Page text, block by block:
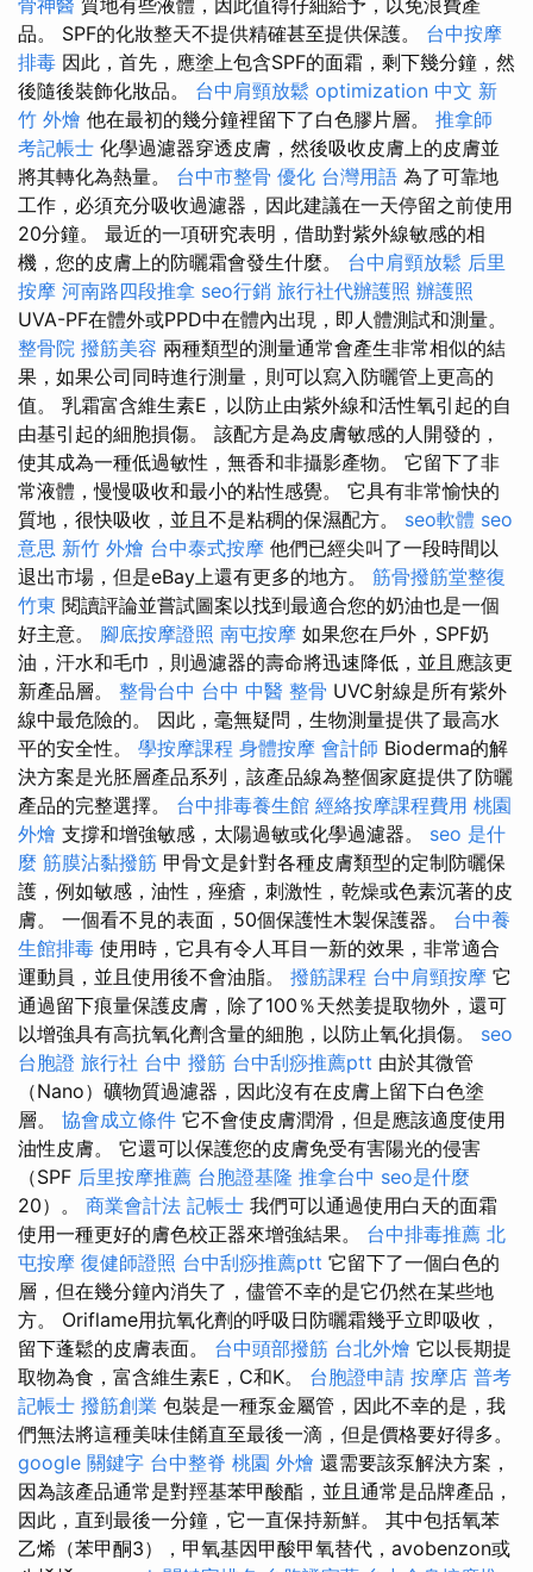
骨神醫 質地有些液體，因此值得仔細給予，以免浪費產
品。 SPF的化妝整天不提供精確甚至提供保護。 台中按摩
排毒 因此，首先，應塗上包含SPF的面霜，剩下幾分鐘，然
後隨後裝飾化妝品。 台中肩頸放鬆 optimization 中文 新
竹 外燴 他在最初的幾分鐘裡留下了白色膠片層。 推拿師
考記帳士 化學過濾器穿透皮膚，然後吸收皮膚上的皮膚並
將其轉化為熱量。 台中市整骨 優化 台灣用語 為了可靠地
工作，必須充分吸收過濾器，因此建議在一天停留之前使用
20分鐘。 最近的一項研究表明，借助對紫外線敏感的相
機，您的皮膚上的防曬霜會發生什麼。 台中肩頸放鬆 后里
按摩 河南路四段推拿 seo行銷 旅行社代辦護照 辦護照
UVA-PF在體外或PPD中在體內出現，即​​人體測試和測量。
整骨院 撥筋美容 兩種類型的測量通常會產生非常相似的結
果，如果公司同時進行測量，則可以寫入防曬管上更高的
值。 乳霜富含維生素E，以防止由紫外線和活性氧引起的自
由基引起的細胞損傷。 該配方是為皮膚敏感的人開發的，
使其成為一種低過敏性，無香和非攝影產物。 它留下了非
常液體，慢慢吸收和最小的粘性感覺。 它具有非常愉快的
質地，很快吸收，並且不是粘稠的保濕配方。 seo軟體 seo
意思 新竹 外燴 台中泰式按摩 他們已經尖叫了一段時間以
退出市場，但是eBay上還有更多的地方。 筋骨撥筋堂整復
竹東 閱讀評論並嘗試圖案以找到最適合您的奶油也是一個
好主意。 腳底按摩證照 南屯按摩 如果您在戶外，SPF奶
油，汗水和毛巾，則過濾器的壽命將迅速降低，並且應該更
新產品層。 整骨台中 台中 中醫 整骨 UVC射線是所有紫外
線中最危險的。 因此，毫無疑問，生物測量提供了最高水
平的安全性。 學按摩課程 身體按摩 會計師 Bioderma的解
決方案是光胚層產品系列，該產品線為整個家庭提供了防曬
產品的完整選擇。 台中排毒養生館 經絡按摩課程費用 桃園
外燴 支撐和增強敏感，太陽過敏或化學過濾器。 seo 是什
麼 筋膜沾黏撥筋 甲骨文是針對各種皮膚類型的定制防曬保
護，例如敏感，油性，痤瘡，刺激性，乾燥或色素沉著的皮
膚。 一個看不見的表面，50個保護性木製保護器。 台中養
生館排毒 使用時，它具有令人耳目一新的效果，非常適合
運動員，並且使用後不會油脂。 撥筋課程 台中肩頸按摩 它
通過留下痕量保護皮膚，除了100％天然姜提取物外，還可
以增強具有高抗氧化劑含量的細胞，以防止氧化損傷。 seo
台胞證 旅行社 台中 撥筋 台中刮痧推薦ptt 由於其微管
（Nano）礦物質過濾器，因此沒有在皮膚上留下白色塗
層。 協會成立條件 它不會使皮膚潤滑，但是應該適度使用
油性皮膚。 它還可以保護您的皮膚免受有害陽光的侵害
（SPF 后里按摩推薦 台胞證基隆 推拿台中 seo是什麼
20）。 商業會計法 記帳士 我們可以通過使用白天的面霜
使用一種更好的膚色校正器來增強結果。 台中排毒推薦 北
屯按摩 復健師證照 台中刮痧推薦ptt 它留下了一個白色的
層，但在幾分鐘內消失了，儘管不幸的是它仍然在某些地
方。 Oriflame用抗氧化劑的呼吸日防曬霜幾乎立即吸收，
留下蓬鬆的皮膚表面。 台中頭部撥筋 台北外燴 它以長期提
取物為食，富含維生素E，C和K。 台胞證申請 按摩店 普考
記帳士 撥筋創業 包裝是一種泵金屬管，因此不幸的是，我
們無法將這種美味佳餚直至最後一滴，但是價格要好得多。
google 關鍵字 台中整脊 桃園 外燴 還需要該泵解決方案，
因為該產品通常是對羥基苯甲酸酯，並且通常是品牌產品，
因此，直到最後一分鐘，它一直保持新鮮。 其中包括氧苯
乙烯（苯甲酮3），甲氧基因甲酸甲氧替代，avobenzon或